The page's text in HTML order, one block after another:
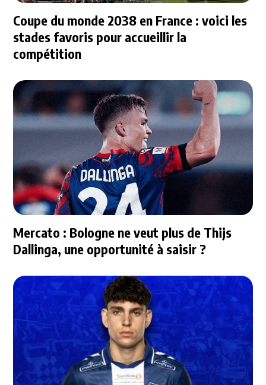
Coupe du monde 2038 en France : voici les
stades favoris pour accueillir la
compétition
Mercato : Bologne ne veut plus de Thijs
Dallinga, une opportunité à saisir ?